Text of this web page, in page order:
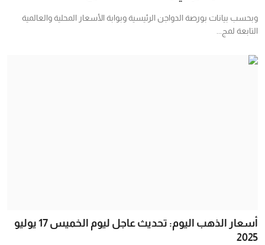
وبحسب بيانات بورصة الدواجن الرئيسية وبوابة الأسعار المحلية والعالمية
التابعة لمج...
أسعار الذهب اليوم: تحديث عاجل ليوم الخميس 17 يوليو
2025